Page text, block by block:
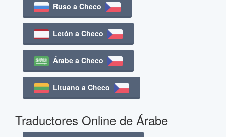
Ruso a Checo
Letón a Checo
Árabe a Checo
Lituano a Checo
Traductores Online de Árabe